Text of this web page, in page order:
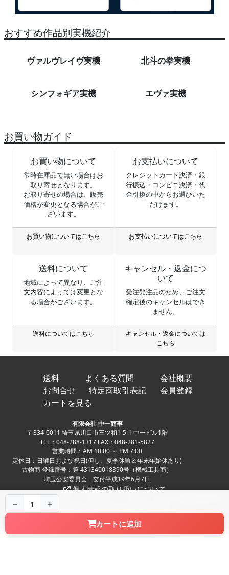
－ 1 ＋
カートに追加
おすすめ作品別実機紹介
ヴァルヴレイヴ実機 北斗の拳実機
シンフォギア実機 エヴァ実機
お買い物ガイド
お買い物について
常時在庫品で無い場合はお
取り寄せとなります。
お取り寄せの場合は、販売
価格が変更となる場合がご
ざいます。
お買い物についてはこちら
お支払いについて
クレジットカード決済・銀
行振込・コンビニ決済・代
金引換の中からお選びいた
だけます。
お支払いについてはこちら
送料について
地域によって異なり、ご注
文内容によっては変更とな
る場合がございます。
送料についてはこちら
キャンセル・返金につ
いて
受注発注品のため、ご注文
確定後のキャンセルはでき
ません。
キャンセル・返金については
こちら
送料 よくある質問
会社概要
お問合せ
特定商取引表記
会員登録
カートを見る
有限会社 中一商事
〒334-0011 埼玉県川口市三ツ和1-5-1 中一ビル1階
TEL：048-288-1317 FAX：048-281-5827
営業時間：AM 10:00 ～ PM 7:00
定休日：日曜日および祝日(但し、夏季休暇＆年末年始休あり)
古物商 登録番号：第 431340018890号（機械工具商）
埼玉公安委員会 交付平成19年6月7日
個人情報の取り扱いについて
中古パチンコ、中古スロット、家スロ、家パチの実機販売専門店